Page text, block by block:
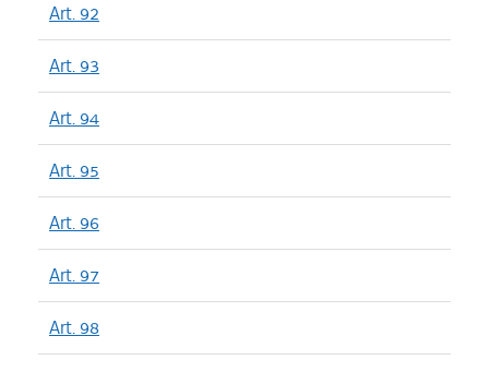
Art. 92
Art. 93
Art. 94
Art. 95
Art. 96
Art. 97
Art. 98